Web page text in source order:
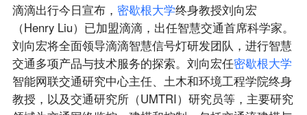
滴滴出行今日宣布， 密歇根大学终身教授刘向宏
（Henry Liu）已加盟滴滴，出任智慧交通首席科学家。
刘向宏将全面领导滴滴智慧信号灯研发团队，进行智慧
交通多项产品与技术服务的探索。刘向宏任密歇根大学
智能网联交通研究中心主任、土木和环境工程学院终身
教授，以及交通研究所（UMTRI）研究员等，主要研究